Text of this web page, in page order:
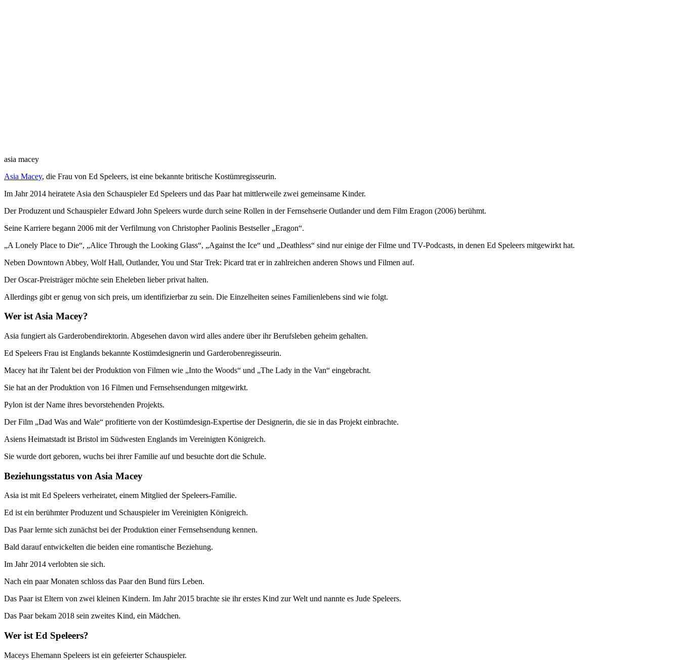
asia macey
Asia Macey, die Frau von Ed Speleers, ist eine bekannte britische Kostümregisseurin.
Im Jahr 2014 heiratete Asia den Schauspieler Ed Speleers und das Paar hat mittlerweile zwei gemeinsame Kinder.
Der Produzent und Schauspieler Edward John Speleers wurde durch seine Rollen in der Fernsehserie Outlander und dem Film Eragon (2006) berühmt.
Seine Karriere begann 2006 mit der Verfilmung von Christopher Paolinis Bestseller „Eragon“.
„A Lonely Place to Die“, „Alice Through the Looking Glass“, „Against the Ice“ und „Deathless“ sind nur einige der Filme und TV-Podcasts, in denen Ed Speleers mitgewirkt hat.
Neben Downtown Abbey, Wolf Hall, Outlander, You und Star Trek: Picard trat er in zahlreichen anderen Shows und Filmen auf.
Der Oscar-Preisträger möchte sein Eheleben lieber privat halten.
Allerdings gibt er genug von sich preis, um identifizierbar zu sein. Die Einzelheiten seines Familienlebens sind wie folgt.
Wer ist Asia Macey?
Asia fungiert als Garderobendirektorin. Abgesehen davon wird alles andere über ihr Berufsleben geheim gehalten.
Ed Speleers Frau ist Englands bekannte Kostümdesignerin und Garderobenregisseurin.
Macey hat ihr Talent bei der Produktion von Filmen wie „Into the Woods“ und „The Lady in the Van“ eingebracht.
Sie hat an der Produktion von 16 Filmen und Fernsehsendungen mitgewirkt.
Pylon ist der Name ihres bevorstehenden Projekts.
Der Film „Dad Was and Wale“ profitierte von der Kostümdesign-Expertise der Designerin, die sie in das Projekt einbrachte.
Asiens Heimatstadt ist Bristol im Südwesten Englands im Vereinigten Königreich.
Sie wurde dort geboren, wuchs bei ihrer Familie auf und besuchte dort die Schule.
Beziehungsstatus von Asia Macey
Asia ist mit Ed Speleers verheiratet, einem Mitglied der Speleers-Familie.
Ed ist ein berühmter Produzent und Schauspieler im Vereinigten Königreich.
Das Paar lernte sich zunächst bei der Produktion einer Fernsehsendung kennen.
Bald darauf entwickelten die beiden eine romantische Beziehung.
Im Jahr 2014 verlobten sie sich.
Nach ein paar Monaten schloss das Paar den Bund fürs Leben.
Das Paar ist Eltern von zwei kleinen Kindern. Im Jahr 2015 brachte sie ihr erstes Kind zur Welt und nannte es Jude Speleers.
Das Paar bekam 2018 sein zweites Kind, ein Mädchen.
Wer ist Ed Speleers?
Maceys Ehemann Speleers ist ein gefeierter Schauspieler.